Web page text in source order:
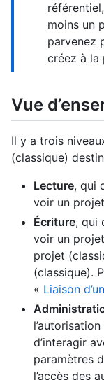
moins un
parvenez
créez à la
Vue
Il y a trois
(classique)
Lecture, qui
voir un
Écriture, qui
voir un
projet
(classique).
« Liaison
d’interagir
paramètres
l’accès des